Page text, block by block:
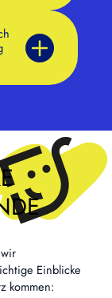
Einblicke
kommen: